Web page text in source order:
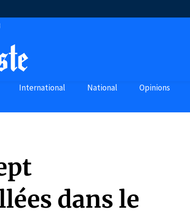
International National Opinions
dans le